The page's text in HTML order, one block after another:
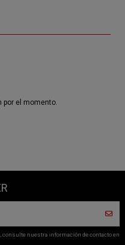
por el momento.
consulte nuestra información de contacto en